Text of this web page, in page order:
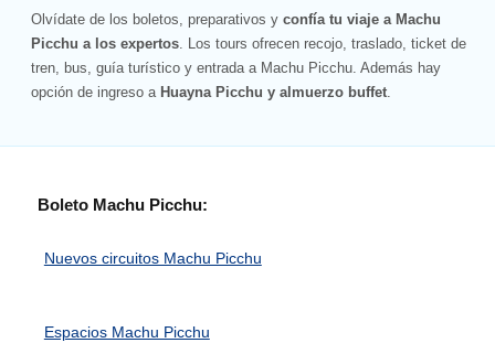
Olvídate de los boletos, preparativos yconfía tu viaje a Machu
Picchu a los expertos. Los tours ofrecen recojo, traslado, ticket de
tren, bus, guía turístico y entrada a Machu Picchu. Además hay
opción de ingreso a Huayna Picchu y almuerzo buffet.
Boleto Machu Picchu:
Nuevos circuitos Machu Picchu
Espacios Machu Picchu